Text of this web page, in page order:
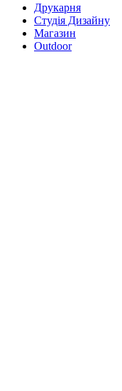
Друкарня
Студія Дизайну
Магазин
Outdoor